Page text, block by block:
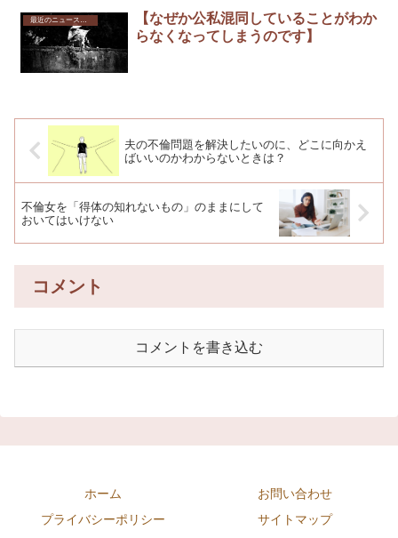
最近のニュースから
【なぜか公私混同していることがわか
らなくなってしまうのです】
夫の不倫問題を解決したいのに、どこに向かえ
ばいいのかわからないときは？
不倫女を「得体の知れないもの」のままにして
おいてはいけない
コメント
コメントを書き込む
ホーム
お問い合わせ
プライバシーポリシー
サイトマップ